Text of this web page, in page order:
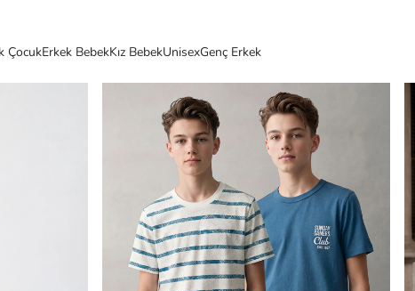
ÇocukErkek BebekKız BebekUnisexGenç Erkek